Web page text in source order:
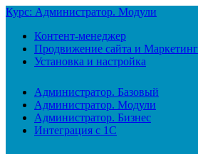
Курс: Администратор. Модули
Контент-менеджер
Продвижение сайта и Маркетинг
Установка и настройка
Администратор. Базовый
Администратор. Модули
Администратор. Бизнес
Интеграция с 1С